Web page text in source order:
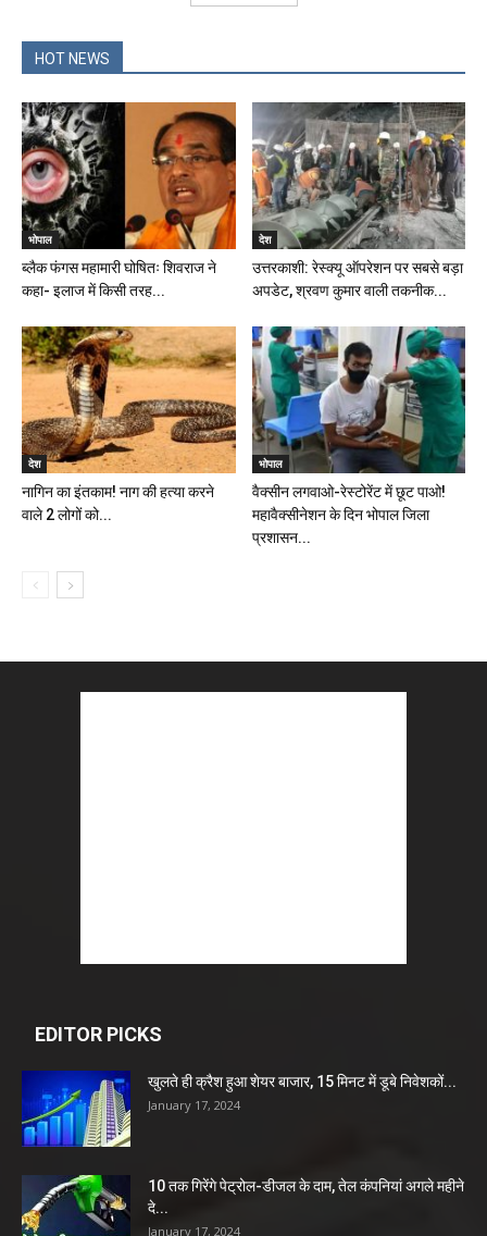
HOT NEWS
भोपाल
ब्लैक फंगस महामारी घोषितः शिवराज ने
कहा- इलाज में किसी तरह...
देश
उत्तरकाशी: रेस्क्यू ऑपरेशन पर सबसे बड़ा
अपडेट, श्रवण कुमार वाली तकनीक...
देश
नागिन का इंतकाम! नाग की हत्या करने
वाले 2 लोगों को...
भोपाल
वैक्सीन लगवाओ-रेस्टोरेंट में छूट पाओ!
महावैक्सीनेशन के दिन भोपाल जिला
प्रशासन...
EDITOR PICKS
खुलते ही क्रैश हुआ शेयर बाजार, 15 मिनट में डूबे निवेशकों...
January 17, 2024
10 तक गिरेंगे पेट्रोल-डीजल के दाम, तेल कंपनियां अगले महीने
दे...
January 17, 2024